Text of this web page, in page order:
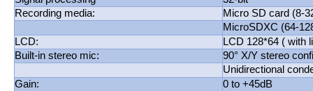
Recording media:
Micro SD card (8-
MicroSDXC (64-
LCD:
LCD 128*64 ( with
Built-in stereo mic:
90° X/Y stereo
Unidirectional
Gain:
0 to +45dB